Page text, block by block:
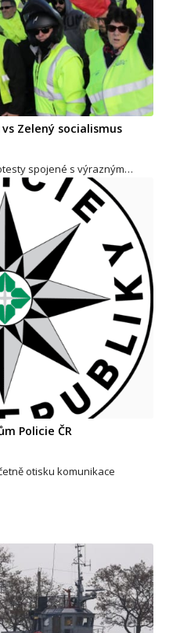
Zelený socialismus
spojené s výrazným…
Policie ČR
otisku komunikace